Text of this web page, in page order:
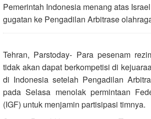
Pemerintah Indonesia menang atas
gugatan ke Pengadilan Arbitrase
Tehran, Parstoday- Para pesenam
tidak akan dapat berkompetisi di
di Indonesia setelah Pengadilan
pada Selasa menolak permintaan
(IGF) untuk menjamin partisipasi timnya.